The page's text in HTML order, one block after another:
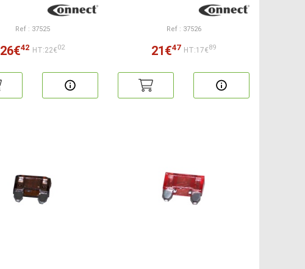
Ref : 37525
26€42 HT:22€02
Ref : 37526
21€47 HT:17€89